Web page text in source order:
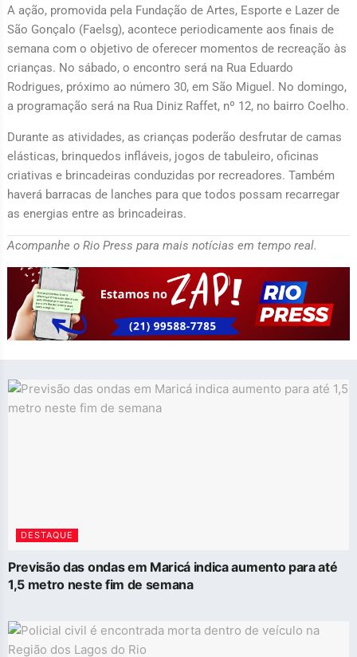
A ação, promovida pela Fundação de Artes, Esporte e Lazer de
São Gonçalo (Faelsg), acontece periodicamente aos finais de
semana com o objetivo de oferecer momentos de recreação às
crianças. No sábado, o encontro será na Rua Eduardo
Rodrigues, próximo ao número 30, em São Miguel. No domingo,
a programação será na Rua Diniz Raffet, nº 12, no bairro Coelho.
Durante as atividades, as crianças poderão desfrutar de camas
elásticas, brinquedos infláveis, jogos de tabuleiro, oficinas
criativas e brincadeiras conduzidas por recreadores. Também
haverá barracas de lanches para que todos possam recarregar
as energias entre as brincadeiras.
Acompanhe o Rio Press para mais notícias em tempo real.
DESTAQUE
Previsão das ondas em Maricá indica aumento para até
1,5 metro neste fim de semana